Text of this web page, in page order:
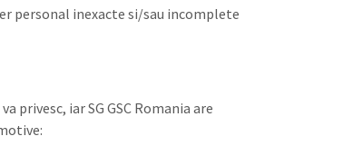
personal inexacte si/sau incomplete
privesc, iar SG GSC Romania are